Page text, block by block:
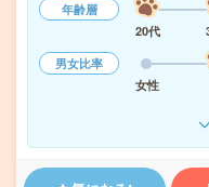
年齢層
20代
男女比率
女性